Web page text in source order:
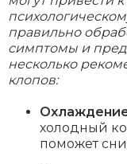
правильно
симптомы и
несколько
клопов:
холодный
поможет